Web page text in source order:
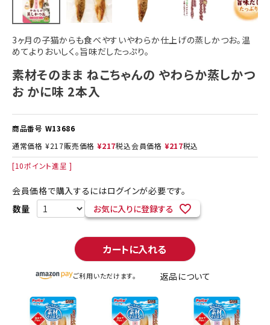
3ヶ月の子猫からも食べやすいやわらか仕上げの蒸しかつお。温
めてよりおいしく。旨味だしたっぷり。
素材そのまま ねこちゃんの やわらか蒸しかつ
お かに味 2本入
商品番号 W13686
通常価格 ¥217販売価格 ¥217税込会員価格 ¥217税込
[10ポイント進呈 ]
会員価格で購入するにはログインが必要です。
お気に入りに登録する
カートに入れる
ご利用いただけます。 返品について